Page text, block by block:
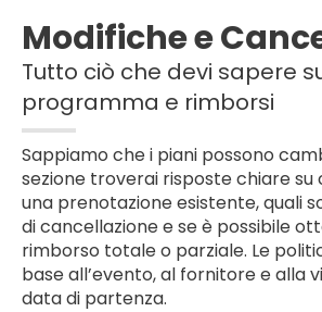
Modifiche e
Tutto ciò che devi sapere
programma e rimborsi
Sappiamo che i piani possono
sezione troverai risposte chiare
una prenotazione esistente, quali
di cancellazione e se è possibile
rimborso totale o parziale. Le
base all’evento, al fornitore e alla
data di partenza.